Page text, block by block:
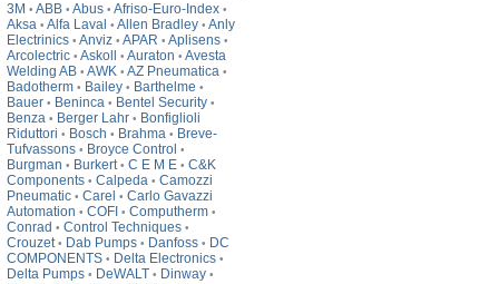
3M • ABB • Abus • Afriso-Euro-Index •
Aksa • Alfa Laval • Allen Bradley • Anly
Electrinics • Anviz • APAR • Aplisens •
Arcolectric • Askoll • Auraton • Avesta
Welding AB • AWK • AZ Pneumatica •
Badotherm • Bailey • Barthelme •
Bauer • Beninca • Bentel Security •
Benza • Berger Lahr • Bonfiglioli
Riduttori • Bosch • Brahma • Breve-
Tufvassons • Broyce Control •
Burgman • Burkert • C E M E • C&K
Components • Calpeda • Camozzi
Pneumatic • Carel • Carlo Gavazzi
Automation • COFI • Computherm •
Conrad • Control Techniques •
Crouzet • Dab Pumps • Danfoss • DC
COMPONENTS • Delta Electronics •
Delta Pumps • DeWALT • Dinway •